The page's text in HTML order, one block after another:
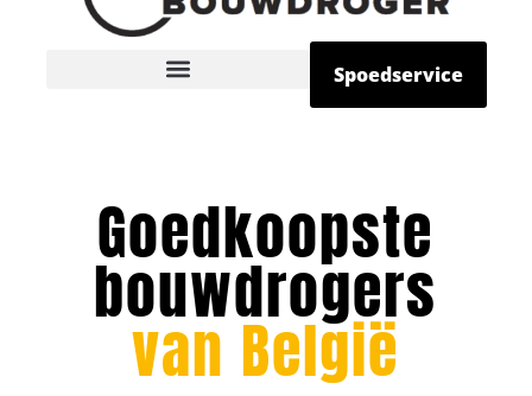
Spoedservice
Goedkoopste
bouwdrogers
van België